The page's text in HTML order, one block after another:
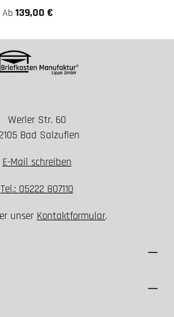
Ab 139,00 €
Werler Str. 60
Bad Salzuflen
E-Mail schreiben
Tel.: 05222 807110
unser Kontaktformular.